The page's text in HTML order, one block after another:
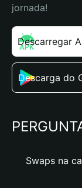
jornada!
Descarregar
Descarga do
Swaps na